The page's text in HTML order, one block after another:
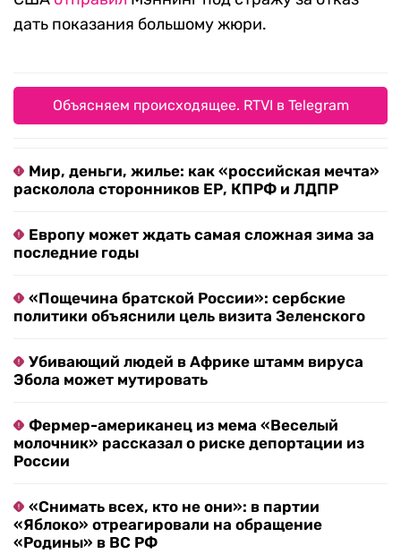
дать показания большому жюри.
Объясняем происходящее. RTVI в Telegram
Мир, деньги, жилье: как «российская мечта»
расколола сторонников ЕР, КПРФ и ЛДПР
Европу может ждать самая сложная зима за
последние годы
«Пощечина братской России»: сербские
политики объяснили цель визита Зеленского
Убивающий людей в Африке штамм вируса
Эбола может мутировать
Фермер-американец из мема «Веселый
молочник» рассказал о риске депортации из
России
«Снимать всех, кто не они»: в партии
«Яблоко» отреагировали на обращение
«Родины» в ВС РФ